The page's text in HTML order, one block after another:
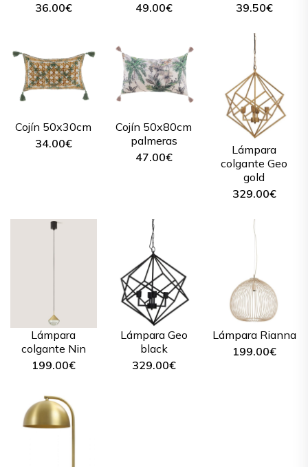
36.00€
49.00€
39.50€
Cojín 50x30cm
34.00€
Cojín 50x80cm
palmeras
47.00€
Lámpara
colgante Geo
gold
329.00€
Lámpara
colgante Nin
199.00€
Lámpara Geo
black
329.00€
Lámpara Rianna
199.00€